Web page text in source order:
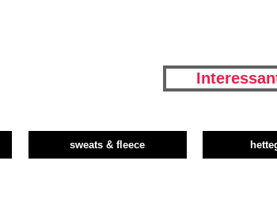
sweats & fleece